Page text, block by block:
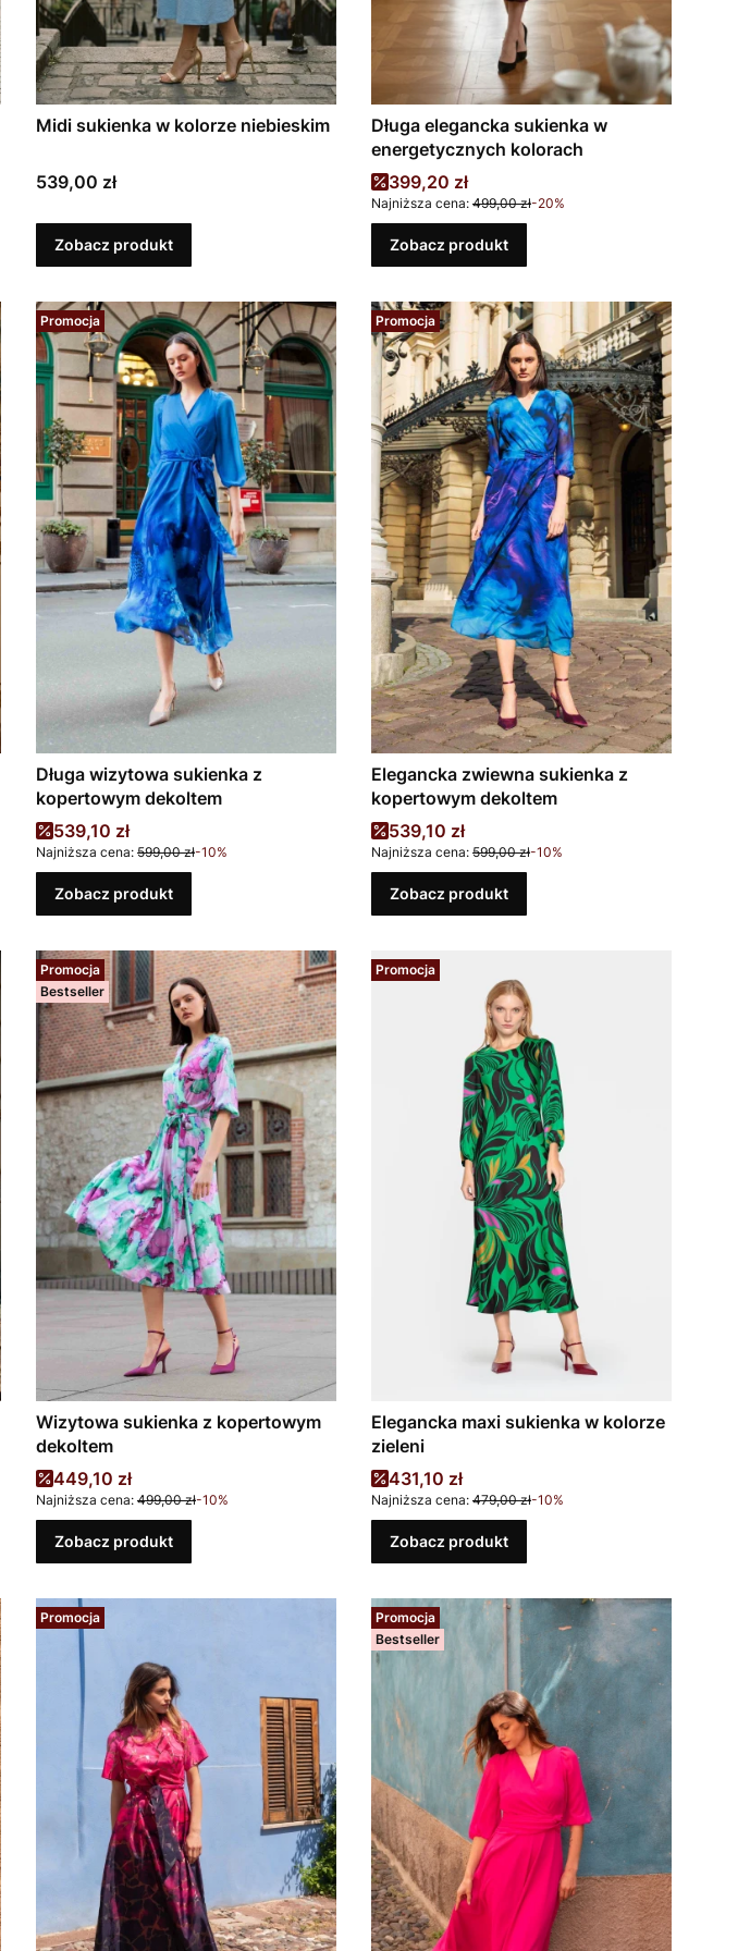
Midi sukienka w kolorze niebieskim
Cena
539,00 zł
Zobacz produkt
Długa elegancka sukienka w
energetycznych kolorach
Cena promocyjna
399,20 zł
Najniższa cena: 499,00 zł-20%
Zobacz produkt
Promocja
Długa wizytowa sukienka z
kopertowym dekoltem
Cena promocyjna
539,10 zł
Najniższa cena: 599,00 zł-10%
Zobacz produkt
Promocja
Elegancka zwiewna sukienka z
kopertowym dekoltem
Cena promocyjna
539,10 zł
Najniższa cena: 599,00 zł-10%
Zobacz produkt
Promocja
Bestseller
Wizytowa sukienka z kopertowym
dekoltem
Cena promocyjna
449,10 zł
Najniższa cena: 499,00 zł-10%
Zobacz produkt
Promocja
Elegancka maxi sukienka w kolorze
zieleni
Cena promocyjna
431,10 zł
Najniższa cena: 479,00 zł-10%
Zobacz produkt
Promocja
Promocja
Bestseller